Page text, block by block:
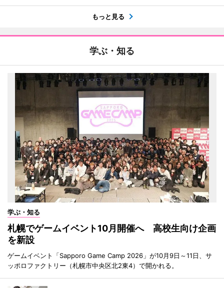
もっと見る
学ぶ・知る
学ぶ・知る
札幌でゲームイベント10月開催へ 高校生向け企画
を新設
ゲームイベント「Sapporo Game Camp 2026」が10月9日～11日、サ
ッポロファクトリー（札幌市中央区北2東4）で開かれる。